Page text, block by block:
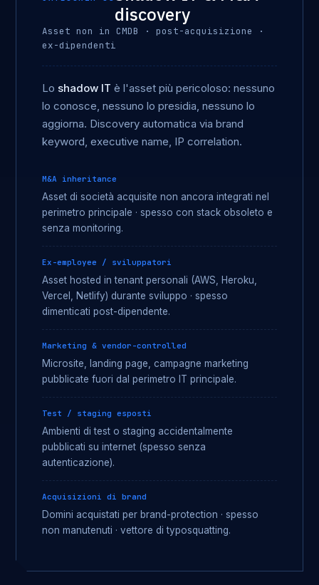
discovery
Asset non in CMDB · post-acquisizione ·
ex-dipendenti
Lo shadow IT è l'asset più pericoloso: nessuno
lo conosce, nessuno lo presidia, nessuno lo
aggiorna. Discovery automatica via brand
keyword, executive name, IP correlation.
M&A inheritance
Asset di società acquisite non ancora integrati nel
perimetro principale · spesso con stack obsoleto e
senza monitoring.
Ex-employee / sviluppatori
Asset hosted in tenant personali (AWS, Heroku,
Vercel, Netlify) durante sviluppo · spesso
dimenticati post-dipendente.
Marketing & vendor-controlled
Microsite, landing page, campagne marketing
pubblicate fuori dal perimetro IT principale.
Test / staging esposti
Ambienti di test o staging accidentalmente
pubblicati su internet (spesso senza
autenticazione).
Acquisizioni di brand
Domini acquistati per brand-protection · spesso
non manutenuti · vettore di typosquatting.